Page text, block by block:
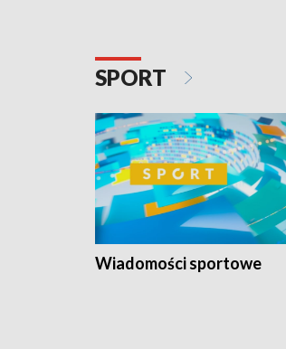
SPORT
Wiadomości sportowe